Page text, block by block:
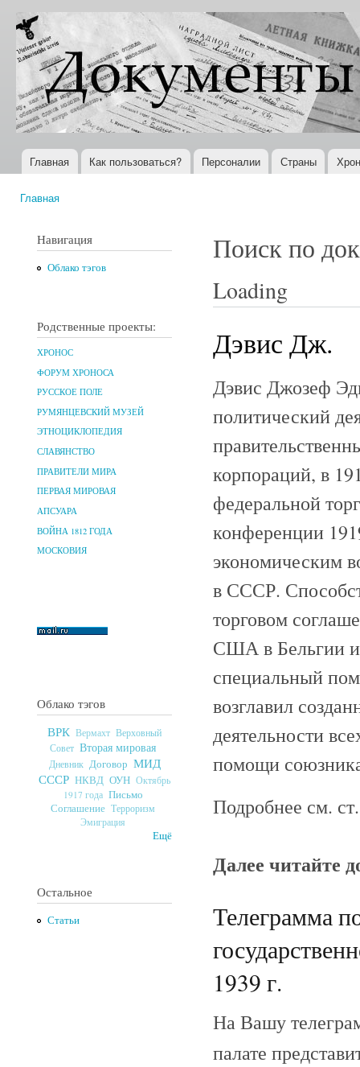
Документы
XX века
Всемирная
история в
Интернете
Главное меню
Главная Как пользоваться? Персоналии Страны
Главная
Навигация
Облако тэгов
Родственные проекты:
ХРОНОС
ФОРУМ ХРОНОСА
РУССКОЕ ПОЛЕ
РУМЯНЦЕВСКИЙ МУЗЕЙ
ЭТНОЦИКЛОПЕДИЯ
СЛАВЯНСТВО
ПРАВИТЕЛИ МИРА
ПЕРВАЯ МИРОВАЯ
АПСУАРА
ВОЙНА 1812 ГОДА
МОСКОВИЯ
Облако тэгов
ВРК Вермахт Верховный
Совет Вторая мировая
Дневник Договор МИД
СССР НКВД ОУН Октябрь
1917 года Письмо
Соглашение Терроризм
Эмиграция
Ещё
Остальное
Статьи
Поиск по
Loading
Дэвис Дж.
Дэвис Джозеф
политический
корпораций, в
федеральной
конференции
экономическим
в СССР.
торговом
США в Бельгии
специальный
возглавил
деятельности
помощи
Подробнее см.
Далее читайте
Телеграмма
1939 г.
На Вашу
палате